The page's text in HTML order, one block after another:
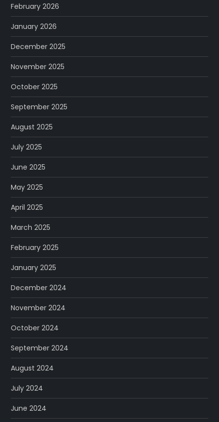
February 2026
January 2026
December 2025
November 2025
October 2025
September 2025
August 2025
July 2025
June 2025
May 2025
April 2025
March 2025
February 2025
January 2025
December 2024
November 2024
October 2024
September 2024
August 2024
July 2024
June 2024